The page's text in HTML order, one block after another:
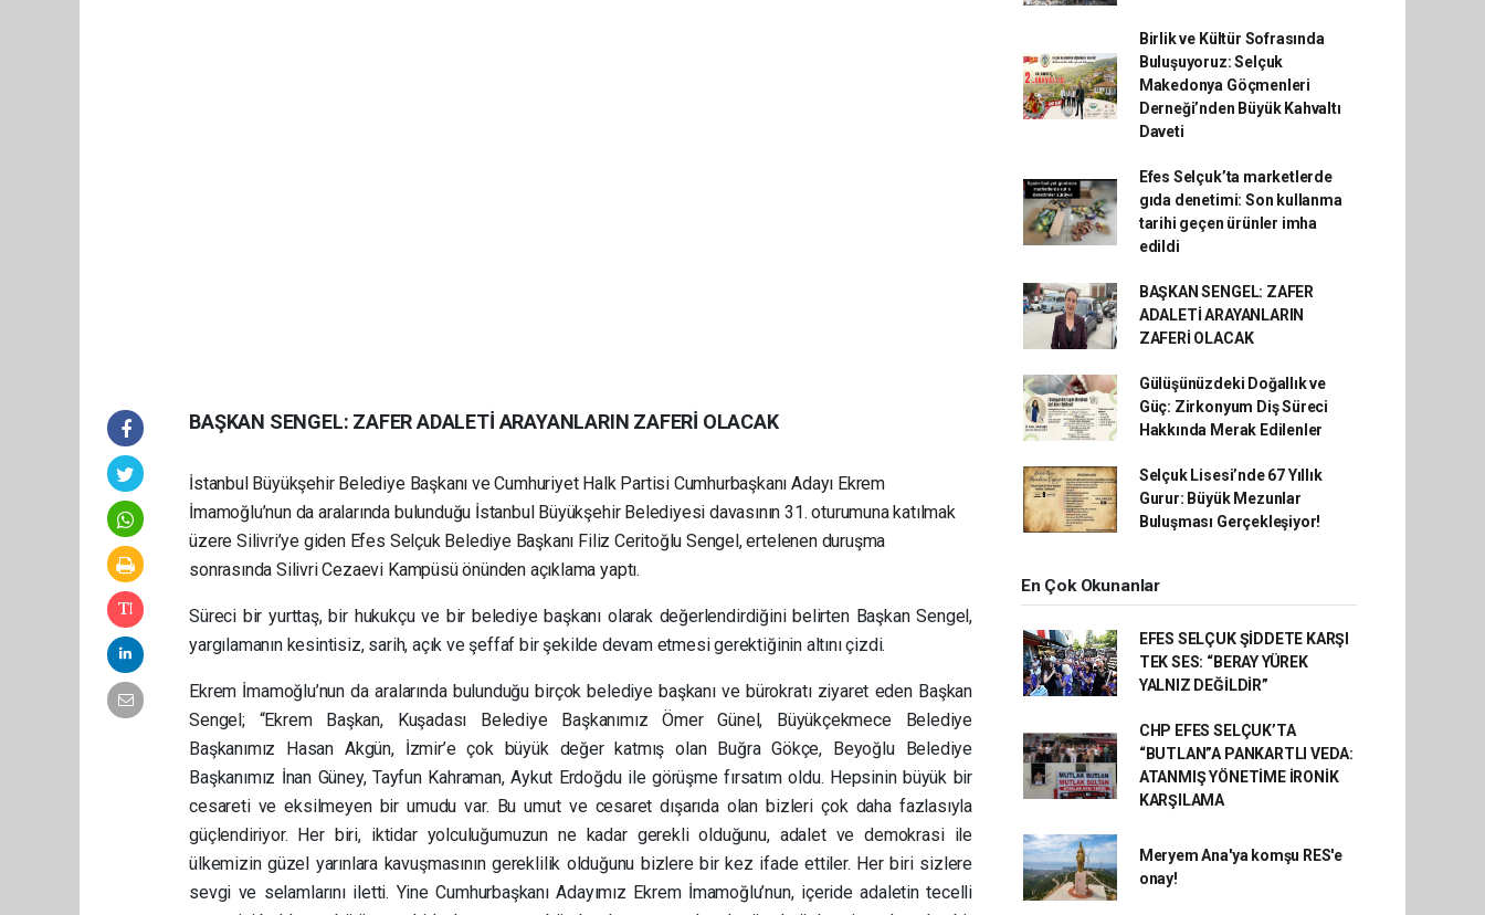
BAŞKAN SENGEL: ZAFER ADALETİ ARAYANLARIN ZAFERİ OLACAK
İstanbul Büyükşehir Belediye Başkanı ve Cumhuriyet Halk Partisi Cumhurbaşkanı Adayı Ekrem
İmamoğlu’nun da aralarında bulunduğu İstanbul Büyükşehir Belediyesi davasının 31. oturumuna katılmak
üzere Silivri’ye giden Efes Selçuk Belediye Başkanı Filiz Ceritoğlu Sengel, ertelenen duruşma
sonrasında Silivri Cezaevi Kampüsü önünden açıklama yaptı.
Süreci bir yurttaş, bir hukukçu ve bir belediye başkanı olarak değerlendirdiğini belirten Başkan Sengel,
yargılamanın kesintisiz, sarih, açık ve şeffaf bir şekilde devam etmesi gerektiğinin altını çizdi.
Ekrem İmamoğlu’nun da aralarında bulunduğu birçok belediye başkanı ve bürokratı ziyaret eden Başkan
Sengel; “Ekrem Başkan, Kuşadası Belediye Başkanımız Ömer Günel, Büyükçekmece Belediye
Başkanımız Hasan Akgün, İzmir’e çok büyük değer katmış olan Buğra Gökçe, Beyoğlu Belediye
Başkanımız İnan Güney, Tayfun Kahraman, Aykut Erdoğdu ile görüşme fırsatım oldu. Hepsinin büyük bir
cesareti ve eksilmeyen bir umudu var. Bu umut ve cesaret dışarıda olan bizleri çok daha fazlasıyla
güçlendiriyor. Her biri, iktidar yolculuğumuzun ne kadar gerekli olduğunu, adalet ve demokrasi ile
ülkemizin güzel yarınlara kavuşmasının gereklilik olduğunu bizlere bir kez ifade ettiler. Her biri sizlere
sevgi ve selamlarını iletti. Yine Cumhurbaşkanı Adayımız Ekrem İmamoğlu’nun, içeride adaletin tecelli
Birlik ve Kültür Sofrasında
Buluşuyoruz: Selçuk
Makedonya Göçmenleri
Derneği’nden Büyük Kahvaltı
Daveti
Efes Selçuk’ta marketlerde
gıda denetimi: Son kullanma
tarihi geçen ürünler imha
edildi
BAŞKAN SENGEL: ZAFER
ADALETİ ARAYANLARIN
ZAFERİ OLACAK
Gülüşünüzdeki Doğallık ve
Güç: Zirkonyum Diş Süreci
Hakkında Merak Edilenler
Selçuk Lisesi’nde 67 Yıllık
Gurur: Büyük Mezunlar
Buluşması Gerçekleşiyor!
En Çok Okunanlar
EFES SELÇUK ŞİDDETE KARŞI
TEK SES: “BERAY YÜREK
YALNIZ DEĞİLDİR”
CHP EFES SELÇUK’TA
“BUTLAN”A PANKARTLI VEDA:
ATANMIŞ YÖNETİME İRONİK
KARŞILAMA
Meryem Ana'ya komşu RES'e
onay!